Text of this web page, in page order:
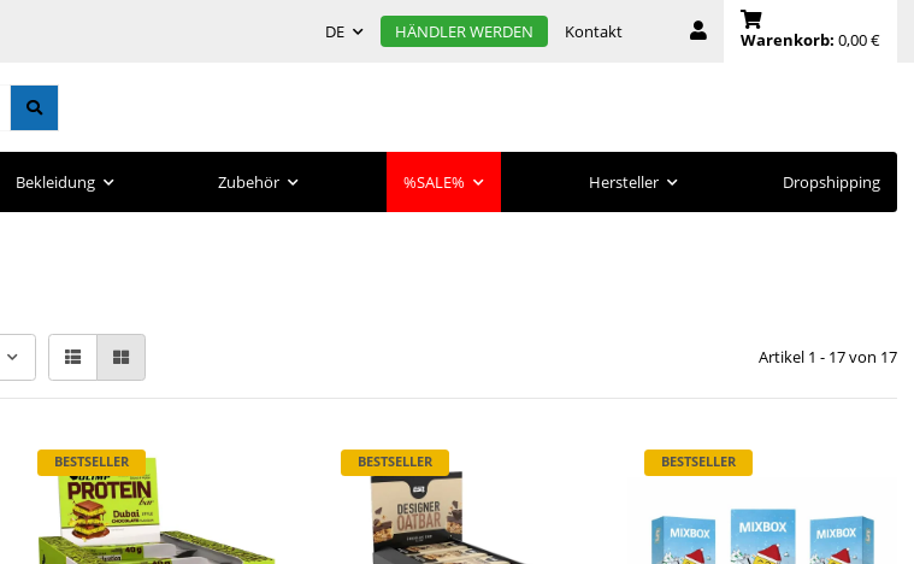
DE HÄNDLER WERDEN Kontakt Warenkorb: 0,00 €
Bekleidung Zubehör %SALE% Hersteller Dropshipping
Artikel 1 - 17 von 17
BESTSELLER BESTSELLER BESTSELLER